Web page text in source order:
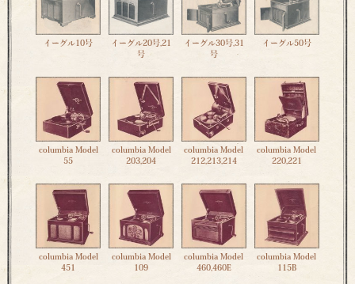
イーグル10号
イーグル20号,21
号
イーグル30号,31
号
イーグル50号
columbia Model
55
columbia Model
203,204
columbia Model
212,213,214
columbia Model
220,221
columbia Model
451
columbia Model
109
columbia Model
460,460E
columbia Model
115B